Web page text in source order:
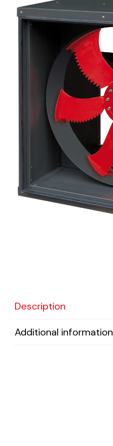
Description
Additional information